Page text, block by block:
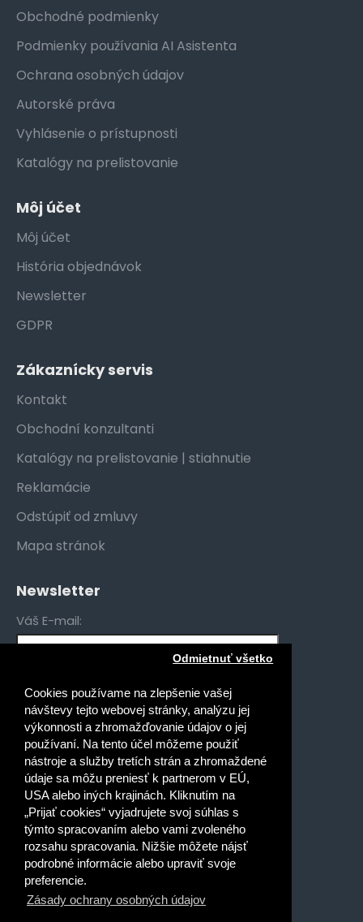
Cookies používame na zlepšenie vašej
návštevy tejto webovej stránky, analýzu jej
výkonnosti a zhromažďovanie údajov o jej
používaní. Na tento účel môžeme použiť
nástroje a služby tretích strán a zhromaždené
údaje sa môžu preniesť k partnerom v EÚ,
USA alebo iných krajinách. Kliknutím na
„Prijať cookies“ vyjadrujete svoj súhlas s
týmto spracovaním alebo vami zvoleného
rozsahu spracovania. Nižšie môžete nájsť
podrobné informácie alebo upraviť svoje
preferencie.
Zásady ochrany osobných údajov
Odmietnuť všetko
Obchodné podmienky
Podmienky používania AI Asistenta
Ochrana osobných údajov
Autorské práva
Vyhlásenie o prístupnosti
Katalógy na prelistovanie
Môj účet
Môj účet
História objednávok
Newsletter
GDPR
Zákaznícky servis
Kontakt
Obchodní konzultanti
Katalógy na prelistovanie | stiahnutie
Reklamácie
Odstúpiť od zmluvy
Mapa stránok
Newsletter
Váš E-mail:
Gymnáziá
Stredné odborné školy
Špeciálne základné školy
Základné školy
Prečítal(a) som si a súhlasím s
Ochrana osobných údajov